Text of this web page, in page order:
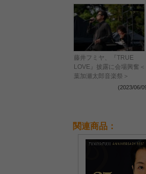
藤井フミヤ、『TRUE
LOVE』披露に会場興奮＜
葉加瀬太郎音楽祭＞
(2023/06/
関連商品：